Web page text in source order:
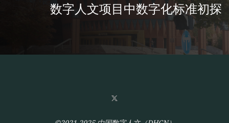
数字人文项目中数字化标准初探